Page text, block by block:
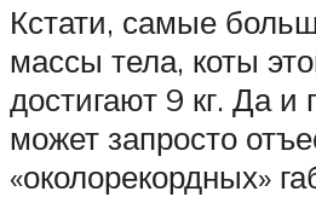
Кстати, самые
массы тела, коты
достигают 9 кг. Да и
может запросто
«околорекордных»